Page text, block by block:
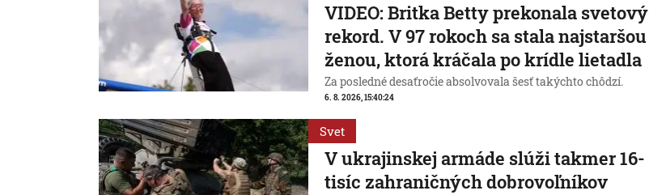
VIDEO: Britka Betty prekonala svetový
rekord. V 97 rokoch sa stala najstaršou
ženou, ktorá kráčala po krídle lietadla
Za posledné desaťročie absolvovala šesť takýchto chôdzí.
6. 8. 2026, 15:40:24
Svet
V ukrajinskej armáde slúži takmer 16-
tisíc zahraničných dobrovoľníkov